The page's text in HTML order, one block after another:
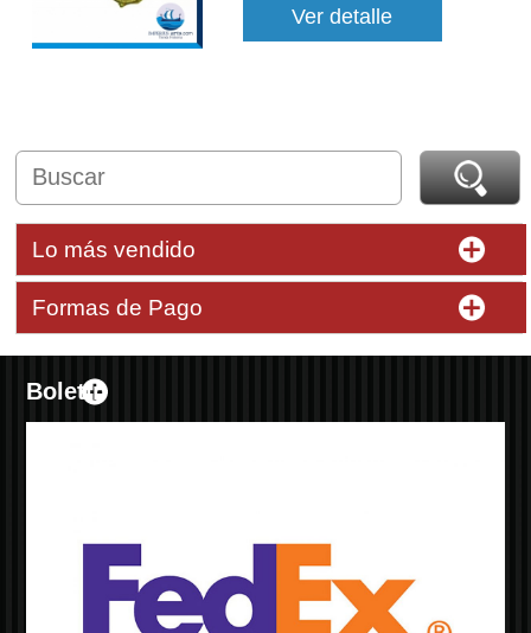
Ver detalle
Lo más vendido
Formas de Pago
Boletín